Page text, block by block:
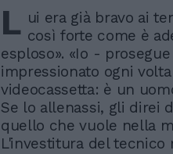
L ui era già bravo ai
così forte come è
esploso». «Io -
impressionato ogni
videocassetta: è un
Se lo allenassi, gli direi
quello che vuole nella
L'investitura del tecnico